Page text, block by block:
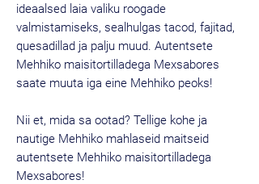
ideaalsed laia valiku roogade
valmistamiseks, sealhulgas tacod, fajitad,
quesadillad ja palju muud. Autentsete
Mehhiko maisitortilladega Mexsabores
saate muuta iga eine Mehhiko peoks!
Nii et, mida sa ootad? Tellige kohe ja
nautige Mehhiko mahlaseid maitseid
autentsete Mehhiko maisitortilladega
Mexsabores!